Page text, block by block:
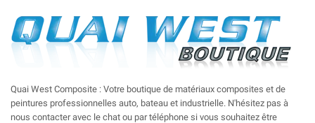
Quai West Composite : Votre boutique de matériaux composites et de
peintures professionnelles auto, bateau et industrielle. N'hésitez pas à
nous contacter avec le chat ou par téléphone si vous souhaitez être